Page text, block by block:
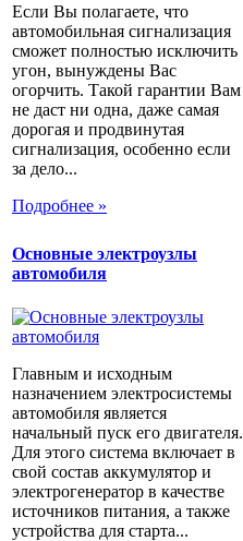
Если Вы полагаете, что
автомобильная сигнализация
сможет полностью исключить
угон, вынуждены Вас
огорчить. Такой гарантии Вам
не даст ни одна, даже самая
дорогая и продвинутая
сигнализация, особенно если
за дело...
Подробнее »
Основные электроузлы
автомобиля
Главным и исходным
назначением электросистемы
автомобиля является
начальный пуск его двигателя.
Для этого система включает в
свой состав аккумулятор и
электрогенератор в качестве
источников питания, а также
устройства для старта...